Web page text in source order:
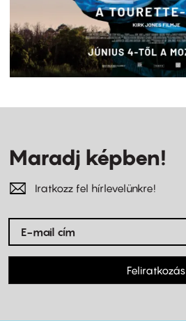
Maradj képben!
Iratkozz fel hírlevelünkre!
Feliratkozás